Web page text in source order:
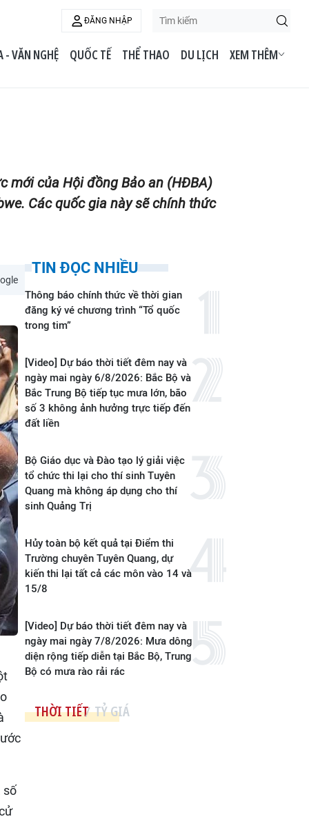
ĐĂNG NHẬP
- VĂN NGHỆ QUỐC TẾ THỂ THAO DU LỊCH XEM THÊM
mới của Hội đồng Bảo an (HĐBA)
Các quốc gia này sẽ chính thức
số
TIN ĐỌC NHIỀU
Thông báo chính thức về thời gian
đăng ký vé chương trình “Tổ quốc
trong tim”
[Video] Dự báo thời tiết đêm nay và
ngày mai ngày 6/8/2026: Bắc Bộ và
Bắc Trung Bộ tiếp tục mưa lớn, bão
số 3 không ảnh hưởng trực tiếp đến
đất liền
Bộ Giáo dục và Đào tạo lý giải việc
tổ chức thi lại cho thí sinh Tuyên
Quang mà không áp dụng cho thí
sinh Quảng Trị
Hủy toàn bộ kết quả tại Điểm thi
Trường chuyên Tuyên Quang, dự
kiến thi lại tất cả các môn vào 14 và
15/8
[Video] Dự báo thời tiết đêm nay và
ngày mai ngày 7/8/2026: Mưa dông
diện rộng tiếp diễn tại Bắc Bộ, Trung
Bộ có mưa rào rải rác
THỜI TIẾT TỶ GIÁ